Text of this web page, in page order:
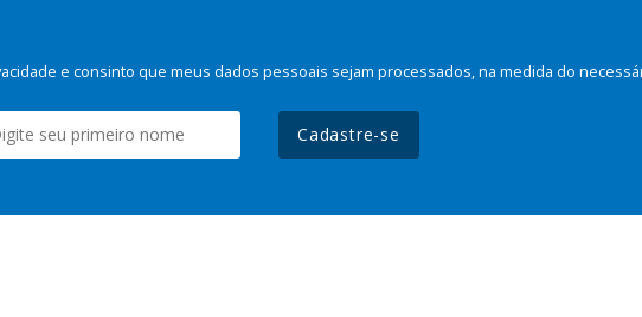
e consinto que meus dados pessoais sejam processados, na medida do
Cadastre-se